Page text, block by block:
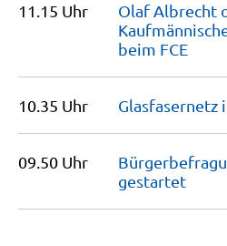
11.15 Uhr
Olaf Albrecht
beim FCE
10.35 Uhr Glasfasernetz
09.50 Uhr
gestartet